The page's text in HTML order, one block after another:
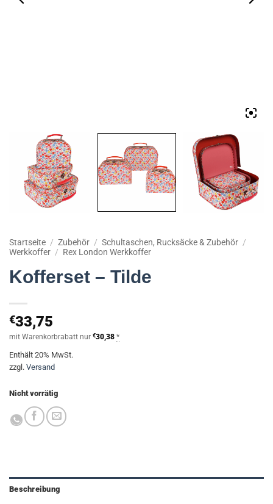
Startseite / Zubehör / Schultaschen, Rucksäcke & Zubehör /
Werkkoffer / Rex London Werkkoffer
Kofferset – Tilde
€33,75
mit Warenkorbrabatt nur €30,38 *
Enthält 20% MwSt.
zzgl. Versand
Nicht vorrätig
Beschreibung